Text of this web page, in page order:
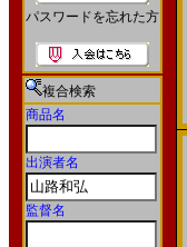
パスワードを忘れた方
複合検索
商品名
出演者名
監督名